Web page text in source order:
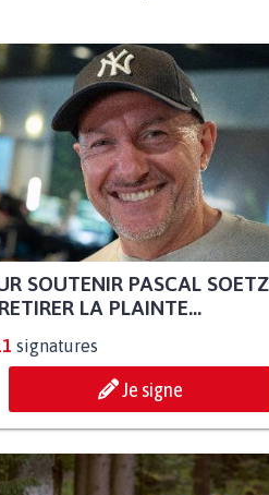
SOUTENIR PASCAL
LA PLAINTE...
signatures
Je signe